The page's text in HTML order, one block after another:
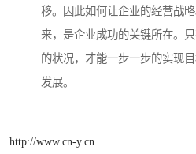
移。因此如何让企业的经营战
来，是企业成功的关键所在。
的状况，才能一步一步的实现
发展。
http://www.cn-y.cn